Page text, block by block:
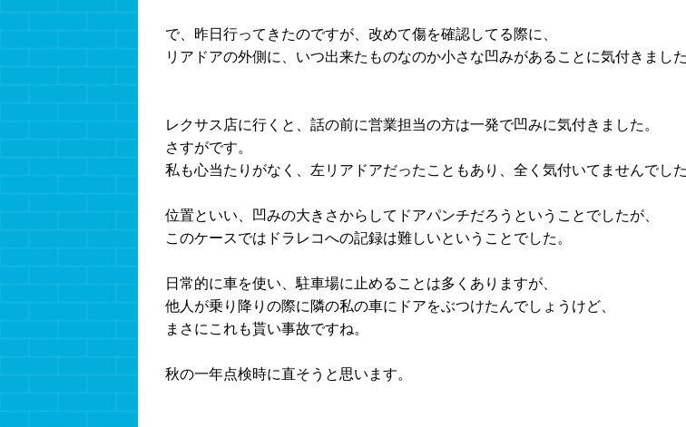
で、昨日行ってきたのですが、改めて傷を確認してる際に、
リアドアの外側に、いつ出来たものなのか小さな凹みがあることに気付きました
レクサス店に行くと、話の前に営業担当の方は一発で凹みに気付きました。
さすがです。
私も心当たりがなく、左リアドアだったこともあり、全く気付いてませんでした
位置といい、凹みの大きさからしてドアパンチだろうということでしたが、
このケースではドラレコへの記録は難しいということでした。
日常的に車を使い、駐車場に止めることは多くありますが、
他人が乗り降りの際に隣の私の車にドアをぶつけたんでしょうけど、
まさにこれも貰い事故ですね。
秋の一年点検時に直そうと思います。